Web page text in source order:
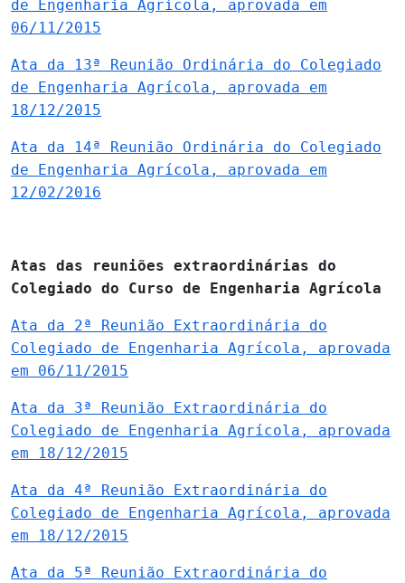
de Engenharia Agrícola, aprovada em
06/11/2015
Ata da 13ª Reunião Ordinária do Colegiado
de Engenharia Agrícola, aprovada em
18/12/2015
Ata da 14ª Reunião Ordinária do Colegiado
de Engenharia Agrícola, aprovada em
12/02/2016
Atas das reuniões extraordinárias do
Colegiado do Curso de Engenharia Agrícola
Ata da 2ª Reunião Extraordinária do
Colegiado de Engenharia Agrícola, aprovada
em 06/11/2015
Ata da 3ª Reunião Extraordinária do
Colegiado de Engenharia Agrícola, aprovada
em 18/12/2015
Ata da 4ª Reunião Extraordinária do
Colegiado de Engenharia Agrícola, aprovada
em 18/12/2015
Ata da 5ª Reunião Extraordinária do